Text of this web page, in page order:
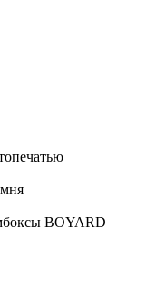
BOYARD